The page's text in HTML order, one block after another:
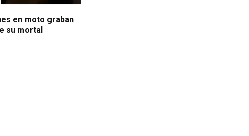
en moto graban
su mortal